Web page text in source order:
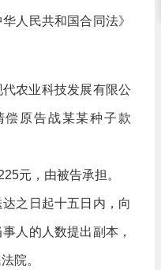
人民共和国合同法》
农业科技发展有限公
原告战某某种子款
元，由被告承担。
之日起十五日内，向
人的人数提出副本，
院。